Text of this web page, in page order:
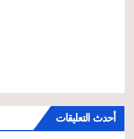
أحدث التعليقات